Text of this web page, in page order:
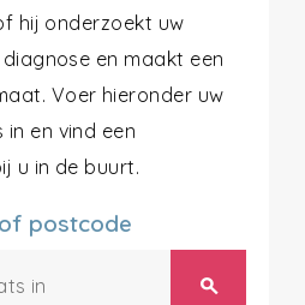
hij onderzoekt uw
en maakt een
Voer hieronder uw
en vind een
u in de buurt.
postcode
search